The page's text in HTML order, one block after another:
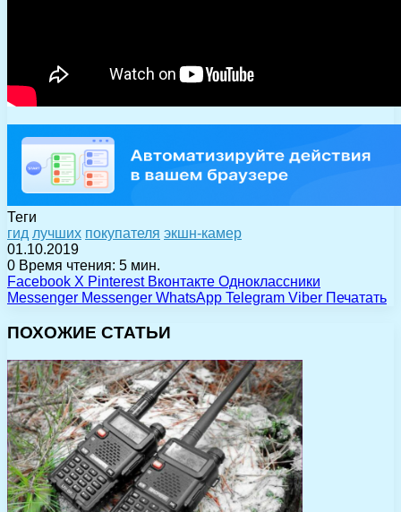
Теги
гид лучших покупателя экшн-камер
01.10.2019
0 Время чтения: 5 мин.
Facebook X Pinterest Вконтакте Одноклассники
Messenger Messenger WhatsApp Telegram Viber Печатать
ПОХОЖИЕ СТАТЬИ